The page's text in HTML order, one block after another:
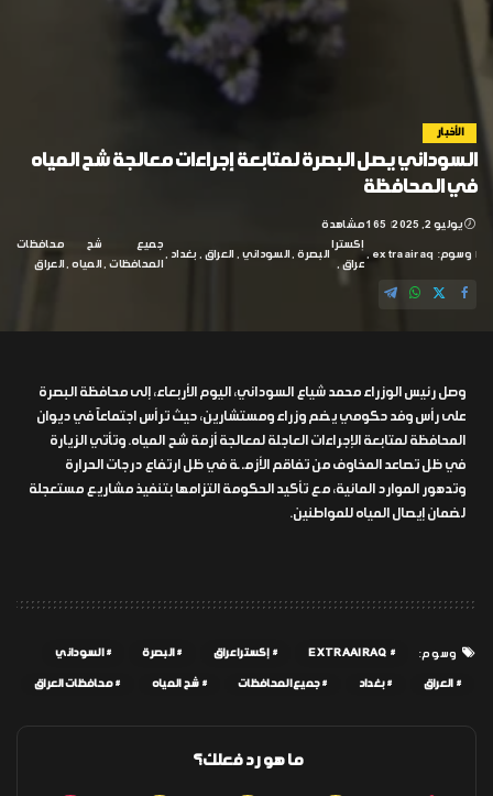
الأخبار
السوداني يصل البصرة لمتابعة إجراءات معالجة شح المياه
في المحافظة
يوليو 2, 2025 165 مشاهدة
وسوم: extraairaq
إكسترا
عراق
البصرة السوداني العراق بغداد
جميع
المحافظات
شح
المياه
محافظات
العراق
وصل رئيس الوزراء محمد شياع السوداني، اليوم الأربعاء، إلى محافظة البصرة
على رأس وفد حكومي يضم وزراء ومستشارين، حيث ترأس اجتماعاً في ديوان
المحافظة لمتابعة الإجراءات العاجلة لمعالجة أزمة شح المياه. وتأتي الزيارة
في ظل تصاعد المخاوف من تفاقم الأزمـ ـة في ظل ارتفاع درجات الحرارة
وتدهور الموارد المائية، مع تأكيد الحكومة التزامها بتنفيذ مشاريع مستعجلة
لضمان إيصال المياه للمواطنين.
وسوم: EXTRAAIRAQ إكسترا عراق البصرة السوداني
العراق بغداد جميع المحافظات شح المياه محافظات العراق
ما هو رد فعلك؟